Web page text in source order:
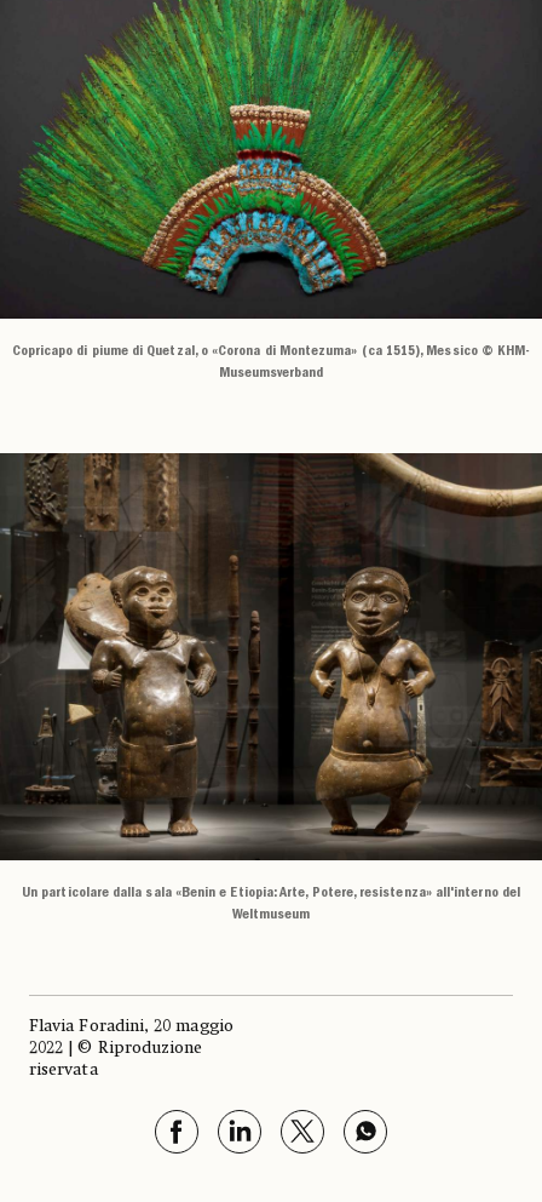
Copricapo di piume di Quetzal, o «Corona di Montezuma» (ca 1515), Messico © KHM-
Museumsverband
Un particolare dalla sala «Benin e Etiopia: Arte, Potere, resistenza» all'interno del
Weltmuseum
Flavia Foradini, 20 maggio
2022 | © Riproduzione
riservata